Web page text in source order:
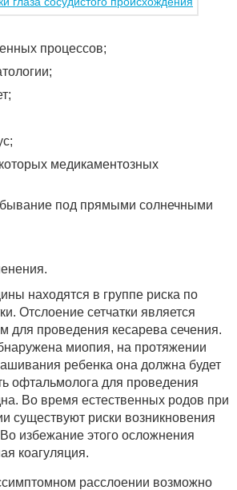
процессов;
медикаментозных
под прямыми солнечными
находятся в группе риска по
Отслоение сетчатки является
для проведения кесарева сечения.
миопия, на протяжении
ребенка она должна будет
офтальмолога для проведения
Во время естественных родов при
существуют риски возникновения
Во избежание этого осложнения
коагуляция.
расслоении возможно